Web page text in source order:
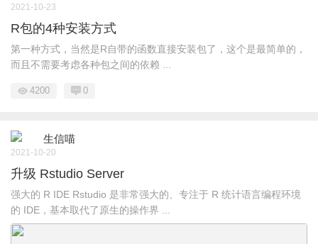
2021-10-23
R包的4种安装方式
第一种方式，当然是R自带的函数直接安装包了，这个是最简单的，
而且不需要考虑各种包之间的依赖 ...
4200 0
生信喵
2021-10-20
升级 Rstudio Server
强大的 R IDE Rstudio 是非常强大的、专注于 R 统计语言编程环境
的 IDE，基本取代了原生的操作界 ...